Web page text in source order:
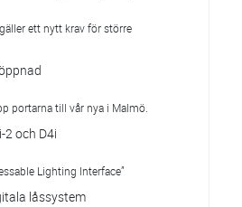
ett nytt krav för större
portarna till vår nya i Malmö.
och D4i
Lighting Interface”
låssystem